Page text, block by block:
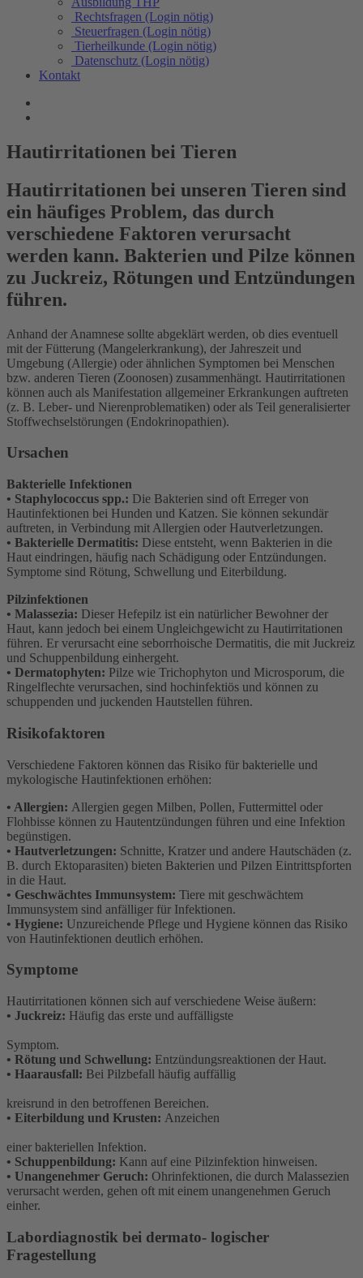
Rechtsfragen (Login nötig)
Steuerfragen (Login nötig)
Tierheilkunde (Login nötig)
Datenschutz (Login nötig)
Kontakt
Hautirritationen bei Tieren
Hautirritationen bei unseren Tieren sind
ein häufiges Problem, das durch
verschiedene Faktoren verursacht
werden kann. Bakterien und Pilze können
zu Juckreiz, Rötungen und Entzündungen
führen.
Anhand der Anamnese sollte abgeklärt werden, ob dies eventuell
mit der Fütterung (Mangelerkrankung), der Jahreszeit und
Umgebung (Allergie) oder ähnlichen Symptomen bei Menschen
bzw. anderen Tieren (Zoonosen) zusammenhängt. Hautirritationen
können auch als Manifestation allgemeiner Erkrankungen auftreten
(z. B. Leber- und Nierenproblematiken) oder als Teil generalisierter
Stoffwechselstörungen (Endokrinopathien).
Ursachen
Bakterielle Infektionen
• Staphylococcus spp.: Die Bakterien sind oft Erreger von
Hautinfektionen bei Hunden und Katzen. Sie können sekundär
auftreten, in Verbindung mit Allergien oder Hautverletzungen.
• Bakterielle Dermatitis: Diese entsteht, wenn Bakterien in die
Haut eindringen, häufig nach Schädigung oder Entzündungen.
Symptome sind Rötung, Schwellung und Eiterbildung.
Pilzinfektionen
• Malassezia: Dieser Hefepilz ist ein natürlicher Bewohner der
Haut, kann jedoch bei einem Ungleichgewicht zu Hautirritationen
führen. Er verursacht eine seborrhoische Dermatitis, die mit Juckreiz
und Schuppenbildung einhergeht.
• Dermatophyten: Pilze wie Trichophyton und Microsporum, die
Ringelflechte verursachen, sind hochinfektiös und können zu
schuppenden und juckenden Hautstellen führen.
Risikofaktoren
Verschiedene Faktoren können das Risiko für bakterielle und
mykologische Hautinfektionen erhöhen:
• Allergien: Allergien gegen Milben, Pollen, Futtermittel oder
Flohbisse können zu Hautentzündungen führen und eine Infektion
begünstigen.
• Hautverletzungen: Schnitte, Kratzer und andere Hautschäden (z.
B. durch Ektoparasiten) bieten Bakterien und Pilzen Eintrittspforten
in die Haut.
• Geschwächtes Immunsystem: Tiere mit geschwächtem
Immunsystem sind anfälliger für Infektionen.
• Hygiene: Unzureichende Pflege und Hygiene können das Risiko
von Hautinfektionen deutlich erhöhen.
Symptome
Hautirritationen können sich auf verschiedene Weise äußern:
• Juckreiz: Häufig das erste und auffälligste
Symptom.
• Rötung und Schwellung: Entzündungsreaktionen der Haut.
• Haarausfall: Bei Pilzbefall häufig auffällig
kreisrund in den betroffenen Bereichen.
• Eiterbildung und Krusten: Anzeichen
einer bakteriellen Infektion.
• Schuppenbildung: Kann auf eine Pilzinfektion hinweisen.
• Unangenehmer Geruch: Ohrinfektionen, die durch Malassezien
verursacht werden, gehen oft mit einem unangenehmen Geruch
einher.
Labordiagnostik bei dermato- logischer
Fragestellung